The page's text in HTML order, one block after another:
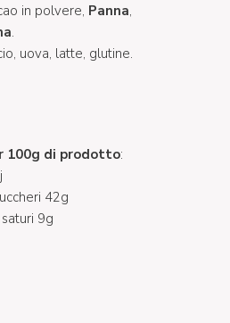
in polvere, Panna,
.
uova, latte, glutine.
100g di prodotto:
42g
9g